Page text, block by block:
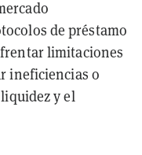
de préstamo
limitaciones
ineficiencias o
y el